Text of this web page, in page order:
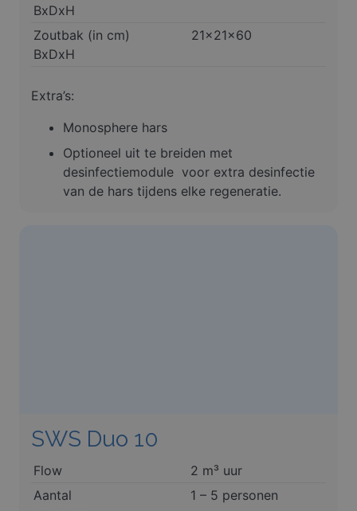
BxDxH
Zoutbak (in cm)
BxDxH
21x21x60
Extra’s:
Monosphere hars
Optioneel uit te breiden met
desinfectiemodule voor extra desinfectie
van de hars tijdens elke regeneratie.
SWS Duo 10
Flow
2 m³ uur
Aantal
1 – 5 personen